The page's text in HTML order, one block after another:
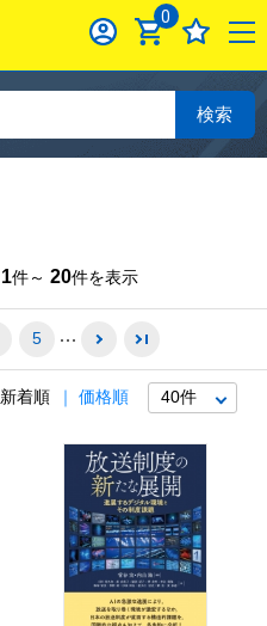
0
検索
1件～ 20件を表示
5
新着順 価格順